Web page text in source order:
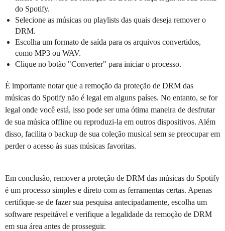
do Spotify.
Selecione as músicas ou playlists das quais deseja remover o
DRM.
Escolha um formato de saída para os arquivos convertidos,
como MP3 ou WAV.
Clique no botão "Converter" para iniciar o processo.
É importante notar que a remoção da proteção de DRM das
músicas do Spotify não é legal em alguns países. No entanto, se for
legal onde você está, isso pode ser uma ótima maneira de desfrutar
de sua música offline ou reproduzi-la em outros dispositivos. Além
disso, facilita o backup de sua coleção musical sem se preocupar em
perder o acesso às suas músicas favoritas.
Em conclusão, remover a proteção de DRM das músicas do Spotify
é um processo simples e direto com as ferramentas certas. Apenas
certifique-se de fazer sua pesquisa antecipadamente, escolha um
software respeitável e verifique a legalidade da remoção de DRM
em sua área antes de prosseguir.